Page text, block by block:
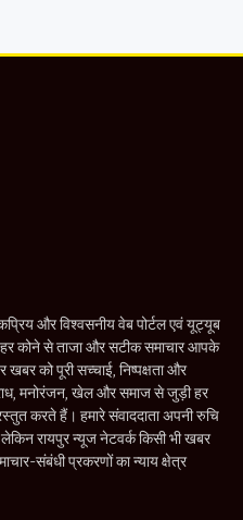
और विश्वसनीय वेब पोर्टल एवं यूट्यूब
कोने से ताजा और सटीक समाचार आपके
को पूरी सच्चाई, निष्पक्षता और
मनोरंजन, खेल और समाज से जुड़ी हर
करते हैं। हमारे संवाददाता अपनी रुचि
रायपुर न्यूज नेटवर्क किसी भी खबर
संबंधी प्रकरणों का न्याय क्षेत्र